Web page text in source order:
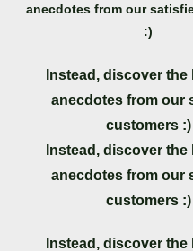
anecdotes from our
:)
Instead, discover
anecdotes from our
customers :)
Instead, discover
anecdotes from our
customers :)
Instead, discover